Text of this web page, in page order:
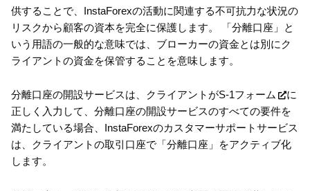
供することで、InstaForexの活動に関連する不可抗力な状況の
リスクから顧客の資本を完全に保護します。 「分離口座」と
いう用語の一般的な意味では、ブローカーの資金とは別にク
ライアントの資金を保管することを意味します。
分離口座の開設サービスは、クライアントがS-1フォーム
に
正しく入力して、分離口座の開設サービスのすべての要件を
満たしている場合、InstaForexのカスタマーサポートサービス
は、クライアントの取引口座で「分離口座」をアクティブ化
します。